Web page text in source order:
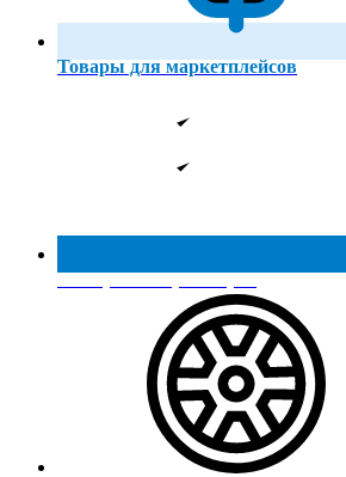
Товары для маркетплейсов
Реестр МинПромТорга